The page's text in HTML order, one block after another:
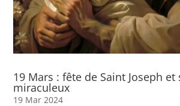
19 Mars : fête de Saint Joseph
miraculeux
19 Mar 2024